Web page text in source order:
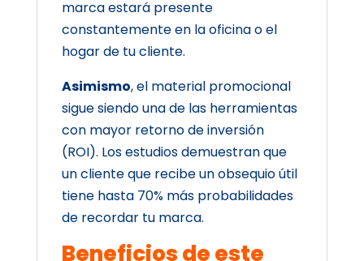
marca estará presente
constantemente en la oficina o el
hogar de tu cliente.
Asimismo, el material promocional
sigue siendo una de las herramientas
con mayor retorno de inversión
(ROI). Los estudios demuestran que
un cliente que recibe un obsequio útil
tiene hasta 70% más probabilidades
de recordar tu marca.
Beneficios de este